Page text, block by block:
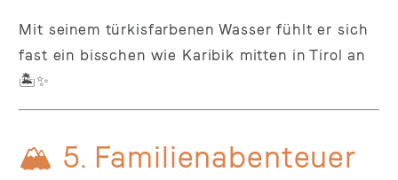
Mit seinem türkisfarbenen Wasser fühlt er sich
fast ein bisschen wie Karibik mitten in Tirol an
🏝️✨
🏔️ 5. Familienabenteuer